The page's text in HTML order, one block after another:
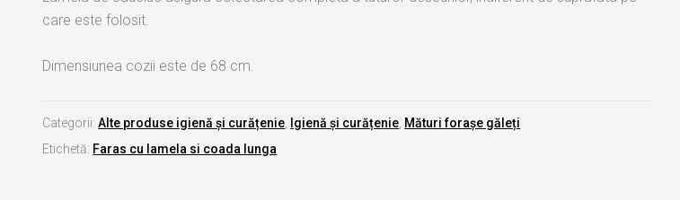
care este folosit.
Dimensiunea cozii este de 68 cm.
Categorii:Alte produse igienă și curățenie, Igienă și curățenie, Mături forașe găleți
Etichetă: Faras cu lamela si coada lunga